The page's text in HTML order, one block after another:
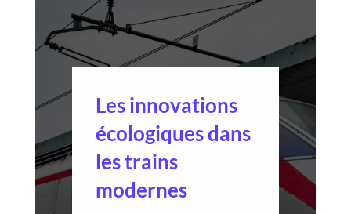
Les innovations
écologiques dans
les trains
modernes